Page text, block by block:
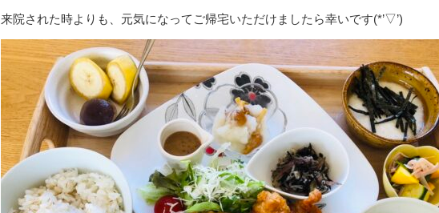
来院された時よりも、元気になってご帰宅いただけましたら幸いです(*’▽’)